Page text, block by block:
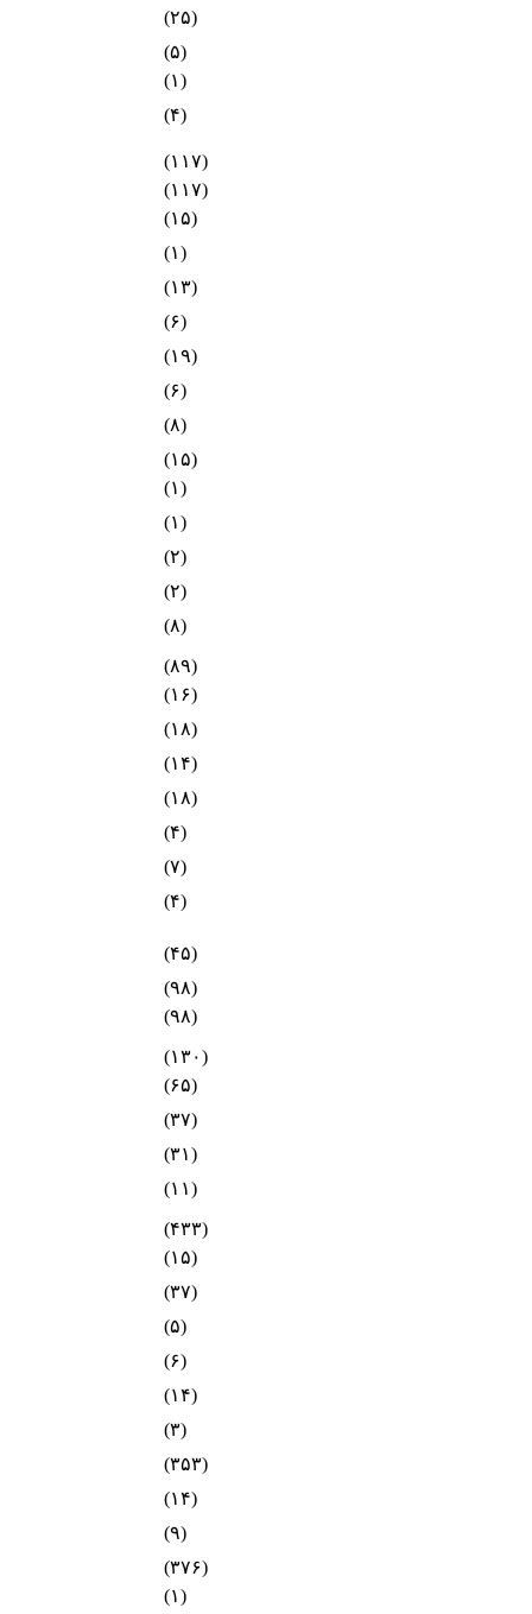
(۲۵)
(۵)
(۱)
(۴)
(۱۱۷)
(۱۱۷)
(۱۵)
(۱)
(۱۳)
(۶)
(۱۹)
(۶)
(۸)
(۱۵)
(۱)
(۱)
(۲)
(۲)
(۸)
(۸۹)
(۱۶)
(۱۸)
(۱۴)
(۱۸)
(۴)
(۷)
(۴)
(۴۵)
(۹۸)
(۹۸)
(۱۳۰)
(۶۵)
(۳۷)
(۳۱)
(۱۱)
(۴۳۳)
(۱۵)
(۳۷)
(۵)
(۶)
(۱۴)
(۳)
(۳۵۳)
(۱۴)
(۹)
(۳۷۶)
(۱)